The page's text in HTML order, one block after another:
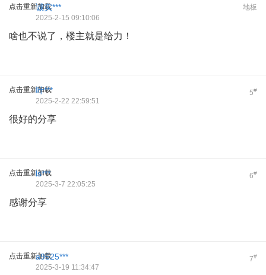
点击重新加载 地板
诚实***
2025-2-15 09:10:06
啥也不说了，楼主就是给力！
点击重新加载 5#
叶***
2025-2-22 22:59:51
很好的分享
点击重新加载 6#
ls***
2025-3-7 22:05:25
感谢分享
点击重新加载 7#
a9525***
2025-3-19 11:34:47